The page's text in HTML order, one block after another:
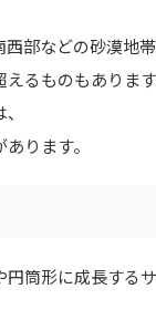
部などの砂漠地帯
るものもあります
ります。
円筒形に成長する